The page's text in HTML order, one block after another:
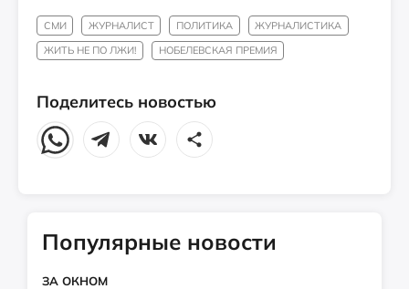
СМИ ЖУРНАЛИСТ ПОЛИТИКА
ЖУРНАЛИСТИКА
ЖИТЬ НЕ ПО ЛЖИ!
НОБЕЛЕВСКАЯ ПРЕМИЯ
Поделитесь новостью
Популярные новости
ЗА ОКНОМ